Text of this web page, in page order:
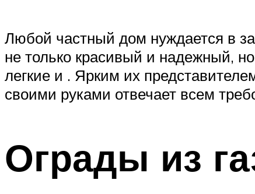
Любой частный дом нуждается в
не только красивый и надежный,
легкие и . Ярким их
своими руками отвечает всем
Ограды из